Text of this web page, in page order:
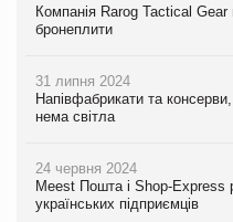
Компанія Rarog Tactical Gear
бронеплити
31 липня 2024
Напівфабрикати та
нема світла
24 червня 2024
Meest Пошта і Shop-
українських підприємців